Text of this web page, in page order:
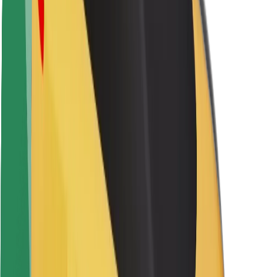
Saugumas
Keleivių saugumas
Vairuotojų saugumas
Paspirtukų saugumas
Saugumo laboratorija
Sprendimai miestams
„Bolt“ įkrovimo stotelės